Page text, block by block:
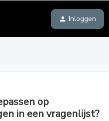
Inloggen
op
in een vragenlijst?